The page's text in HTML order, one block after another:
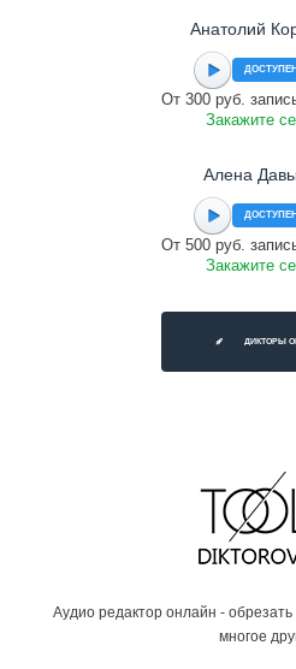
Анатолий
ДОСТУПЕН
От 300 руб.
Закажите
Алена
ДОСТУПЕН
От 500 руб.
Закажите
ДИКТОРЫ
Аудио редактор онлайн -
многое